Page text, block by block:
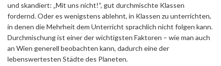
und skandiert: „Mit uns nicht!“, gut durchmischte Klassen
fordernd. Oder es wenigstens ablehnt, in Klassen zu unterrichten,
in denen die Mehrheit dem Unterricht sprachlich nicht folgen kann.
Durchmischung ist einer der wichtigsten Faktoren – wie man auch
an Wien generell beobachten kann, dadurch eine der
lebenswertesten Städte des Planeten.